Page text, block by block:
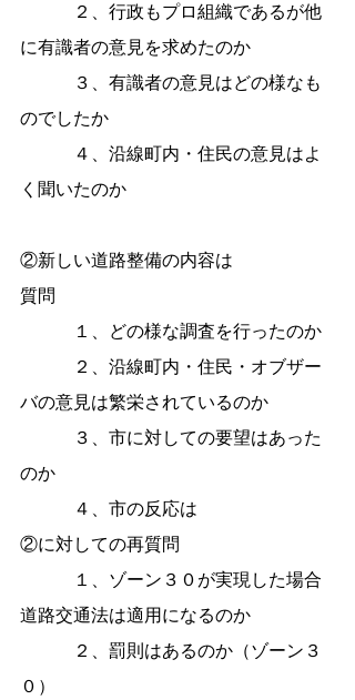
２、行政もプロ組織であるが他
に有識者の意見を求めたのか
３、有識者の意見はどの様なも
のでしたか
４、沿線町内・住民の意見はよ
く聞いたのか
②新しい道路整備の内容は
質問
１、どの様な調査を行ったのか
２、沿線町内・住民・オブザー
バの意見は繁栄されているのか
３、市に対しての要望はあった
のか
４、市の反応は
②に対しての再質問
１、ゾーン３０が実現した場合
道路交通法は適用になるのか
２、罰則はあるのか（ゾーン３
０）